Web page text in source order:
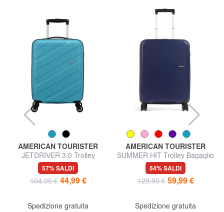
AMERICAN TOURISTER
JETDRIVER 3.0 Trolley
Bagaglio a Mano
57% SALDI
104,90 € 44,99 €
Spedizione gratuita
AMERICAN TOURISTER
SUMMER HIT Trolley Bagaglio
a Mano
54% SALDI
129,90 € 59,99 €
Spedizione gratuita